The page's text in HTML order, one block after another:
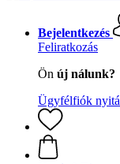
Bejelentkezés
Feliratkozás
Ön új nálunk?
Ügyfélfiók